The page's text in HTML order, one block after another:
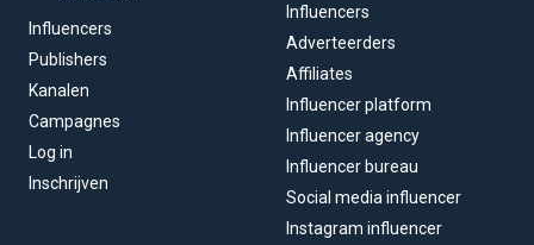
Influencers
Publishers
Kanalen
Campagnes
Log in
Inschrijven
Influencers
Adverteerders
Affiliates
Influencer platform
Influencer agency
Influencer bureau
Social media influencer
Instagram influencer